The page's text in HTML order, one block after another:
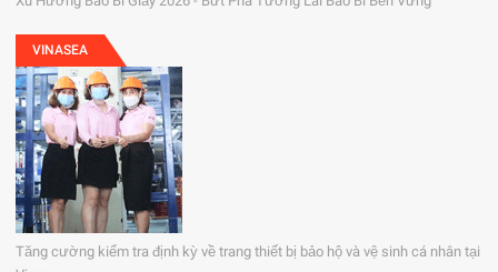
VINASEA
Tăng cường kiểm tra định kỳ về trang thiết bị bảo hộ và vệ sinh cá nhân tại